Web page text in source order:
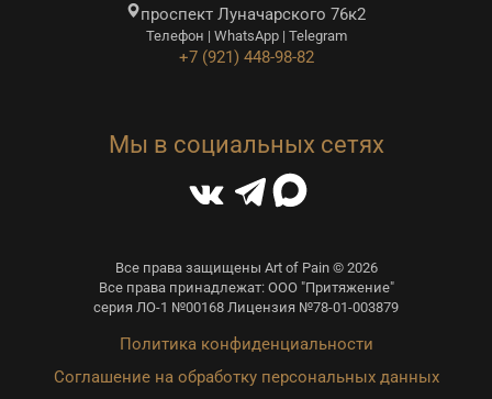
проспект Луначарского 76к2
Телефон | WhatsApp | Telegram
+7 (921) 448-98-82
Мы в социальных сетях
Все права защищены Art of Pain © 2026
Все права принадлежат: ООО "Притяжение"
серия ЛО-1 №00168 Лицензия №78-01-003879
Политика конфиденциальности
Соглашение на обработку персональных данных